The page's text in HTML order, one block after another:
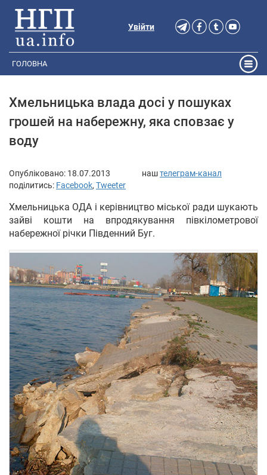
Увійти
ГОЛОВНА
Хмельницька влада досі у пошуках
грошей на набережну, яка сповзає у
воду
Опубліковано: 18.07.2013 наштелеграм-канал
поділитись: Facebook, Tweeter
Хмельницька ОДА і керівництво міської ради шукають
зайві кошти на впродякування півкілометрової
набережної річки Південний Буг.